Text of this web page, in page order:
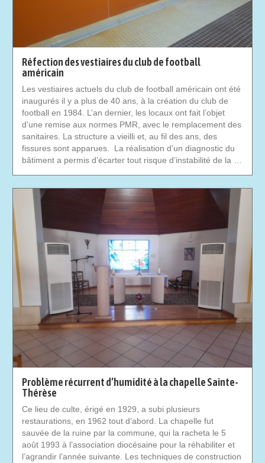
Réfection des vestiaires du club de football
américain
Les vestiaires actuels du club de football américain ont été
inaugurés il y a plus de 40 ans, à la création du club de
football en 1984. L’an dernier, les locaux ont fait l’objet
d’une remise aux normes PMR, avec le remplacement des
sanitaires. La structure a vieilli et, au fil des ans, des
fissures sont apparues. La réalisation d’un diagnostic du
bâtiment a permis d’écarter tout risque d’instabilité de la …
Problème récurrent d’humidité à la chapelle Sainte-
Thérèse
Ce lieu de culte, érigé en 1929, a subi plusieurs
restaurations, en 1962 tout d’abord. La chapelle fut
sauvée de la ruine par la commune, qui la racheta le 5
août 1993 à l’association diocésaine pour la réhabiliter et
l’agrandir l’année suivante. Les techniques de construction